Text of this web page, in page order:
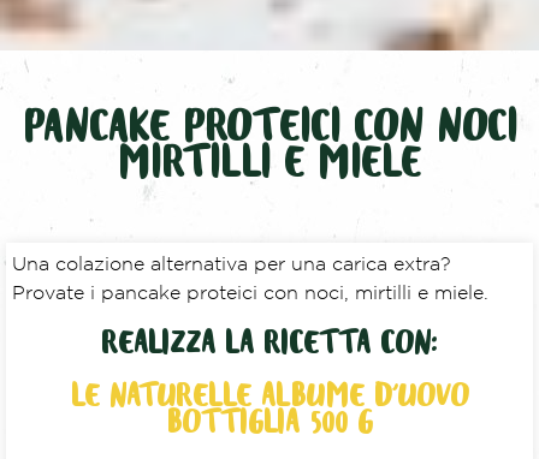
PANCAKE PROTEICI CON NOCI
MIRTILLI E MIELE
Una colazione alternativa per una carica extra?
Provate i pancake proteici con noci, mirtilli e miele.
REALIZZA LA RICETTA CON:
LE NATURELLE ALBUME D'UOVO
BOTTIGLIA 500 G